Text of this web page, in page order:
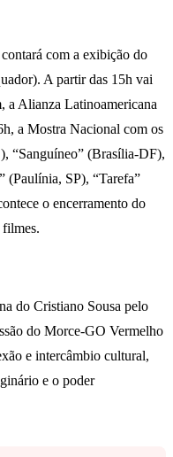
com a exibição do
A partir das 15h vai
a Alianza Latinoamericana
a Mostra Nacional com os
“Sanguíneo” (Brasília-DF),
(Paulínia, SP), “Tarefa”
o encerramento do
filmes.
do Cristiano Sousa pelo
do Morce-GO Vermelho
e intercâmbio cultural,
e o poder